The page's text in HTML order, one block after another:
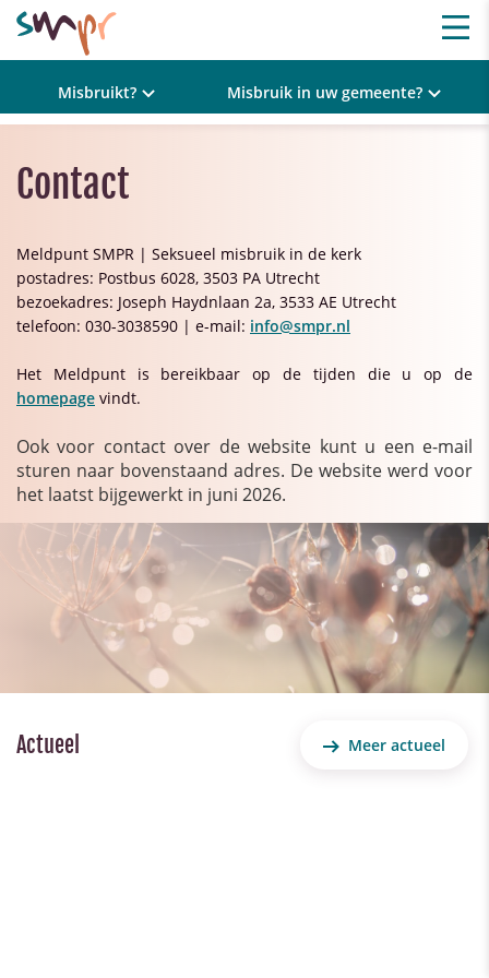
Misbruikt? Misbruik in uw gemeente?
Contact
Meldpunt SMPR | Seksueel misbruik in de kerk
postadres: Postbus 6028, 3503 PA Utrecht
bezoekadres: Joseph Haydnlaan 2a, 3533 AE Utrecht
telefoon: 030-3038590 | e-mail: info@smpr.nl
Het Meldpunt is bereikbaar op de tijden die u op de
homepage vindt.
Ook voor contact over de website kunt u een e-mail
sturen naar bovenstaand adres. De website werd voor
het laatst bijgewerkt in juni 2026.
Actueel Meer actueel